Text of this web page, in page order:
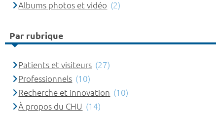
Albums photos et vidéo (2)
Par rubrique
Patients et visiteurs (27)
Professionnels (10)
Recherche et innovation (10)
À propos du CHU (14)